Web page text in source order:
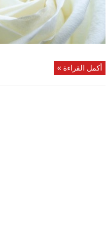
أكمل القراءة »